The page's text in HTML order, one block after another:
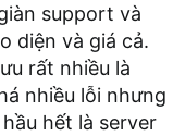
support và
diện và giá cả.
rất nhiều là
nhiều lỗi nhưng
hết là server